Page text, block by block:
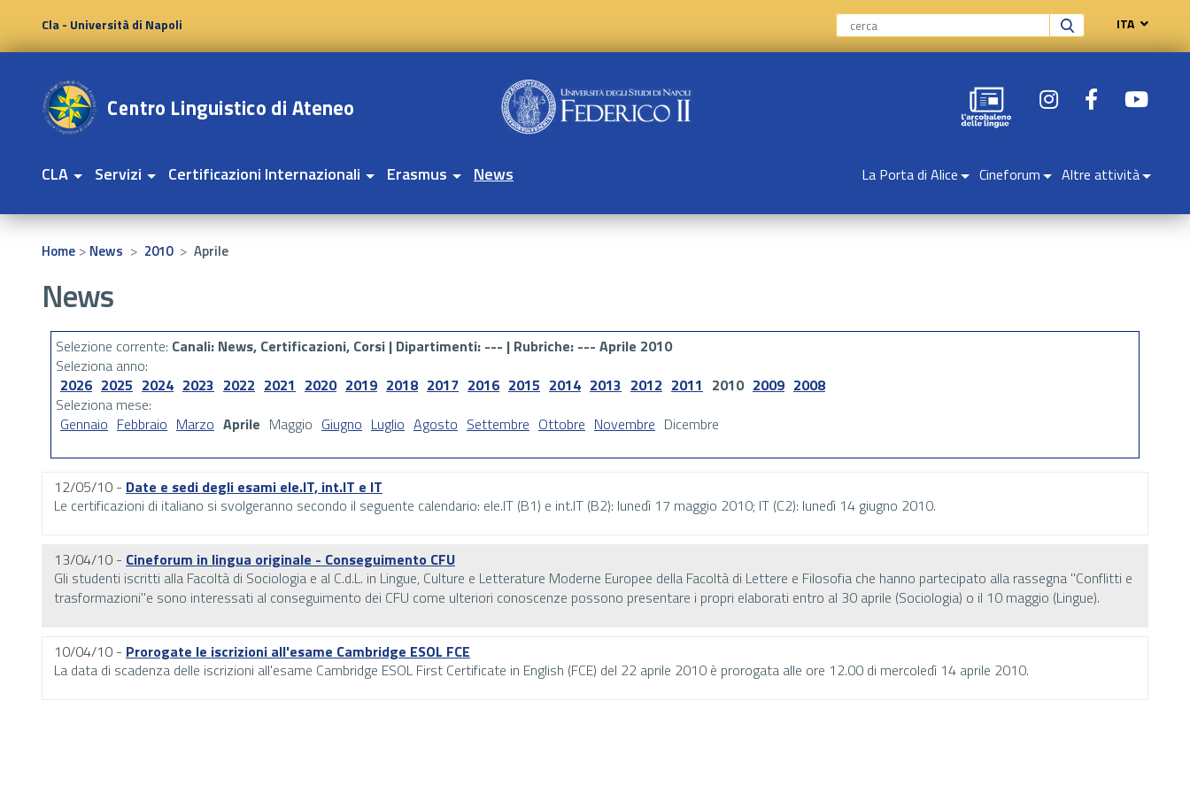
Cla - Università di Napoli ITA
CLA Servizi Certificazioni Internazionali Erasmus News La Porta di Alice Cineforum Altre attività
Home > News > 2010> Aprile
News
Selezione corrente: Canali: News, Certificazioni, Corsi | Dipartimenti: --- | Rubriche: --- Aprile 2010
Seleziona anno:
2026 2025 2024 2023 2022 2021 2020 2019 2018 2017 2016 2015 2014 2013 2012 2011 2010 2009 2008
Seleziona mese:
Gennaio Febbraio Marzo Aprile Maggio Giugno Luglio Agosto Settembre Ottobre Novembre Dicembre
12/05/10 - Date e sedi degli esami ele.IT, int.IT e IT
Le certificazioni di italiano si svolgeranno secondo il seguente calendario: ele.IT (B1) e int.IT (B2): lunedì 17 maggio 2010; IT (C2): lunedì 14 giugno 2010.
13/04/10 - Cineforum in lingua originale - Conseguimento CFU
Gli studenti iscritti alla Facoltà di Sociologia e al C.d.L. in Lingue, Culture e Letterature Moderne Europee della Facoltà di Lettere e Filosofia che hanno partecipato alla rassegna "Conflitti e
trasformazioni"e sono interessati al conseguimento dei CFU come ulteriori conoscenze possono presentare i propri elaborati entro al 30 aprile (Sociologia) o il 10 maggio (Lingue).
10/04/10 - Prorogate le iscrizioni all'esame Cambridge ESOL FCE
La data di scadenza delle iscrizioni all'esame Cambridge ESOL First Certificate in English (FCE) del 22 aprile 2010 è prorogata alle ore 12.00 di mercoledì 14 aprile 2010.